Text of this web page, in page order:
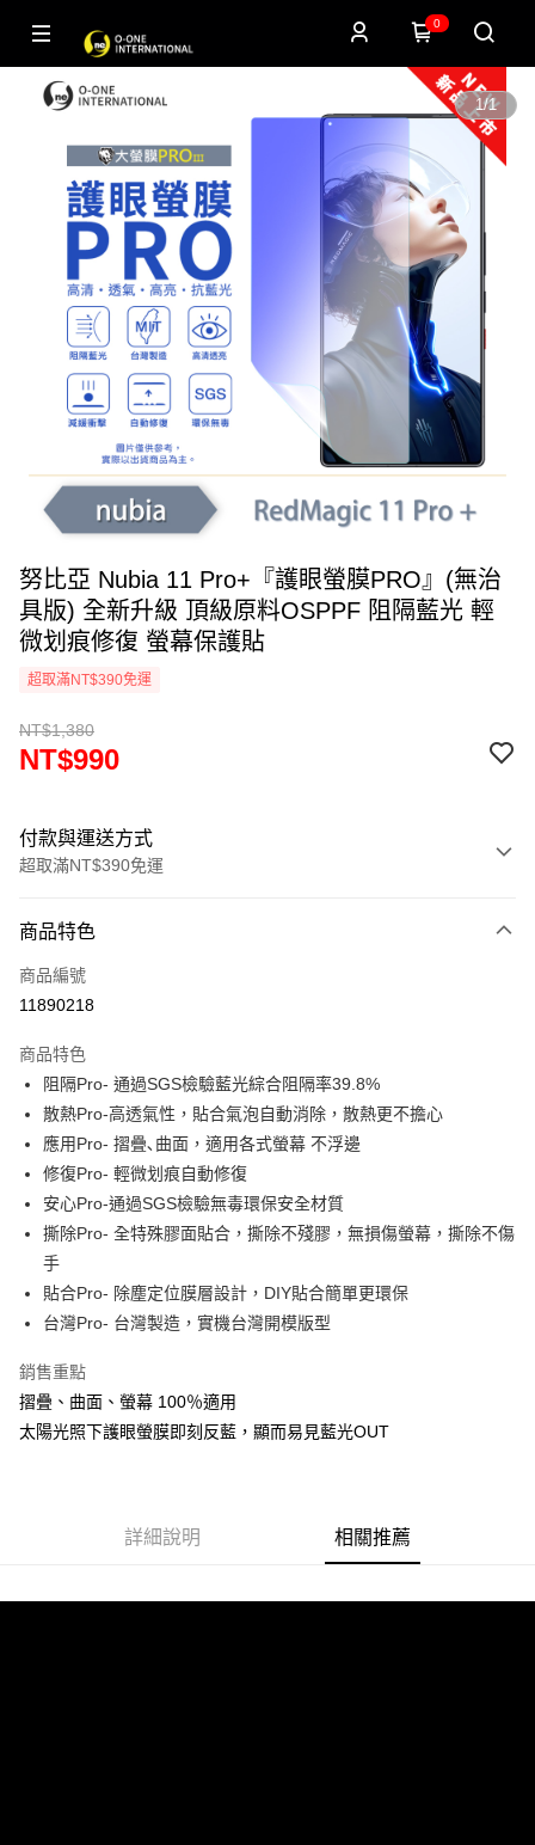
0
1/1
努比亞 Nubia 11 Pro+『護眼螢膜PRO』(無治
具版) 全新升級 頂級原料OSPPF 阻隔藍光 輕
微划痕修復 螢幕保護貼
超取滿NT$390免運
NT$1,380
NT$990
付款與運送方式
超取滿NT$390免運
信用卡一次付款
超商取貨付款
Apple Pay
街口支付
悠遊付
全盈+PAY
運送方式
7-11取貨付款
商品特色
商品編號
11890218
商品特色
阻隔Pro- 通過SGS檢驗藍光綜合阻隔率39.8%
散熱Pro-高透氣性，貼合氣泡自動消除，散熱更不擔心
應用Pro- 摺疊､曲面，適用各式螢幕 不浮邊
修復Pro- 輕微划痕自動修復
安心Pro-通過SGS檢驗無毒環保安全材質
撕除Pro- 全特殊膠面貼合，撕除不殘膠，無損傷螢幕，撕除不傷
手
貼合Pro- 除塵定位膜層設計，DIY貼合簡單更環保
台灣Pro- 台灣製造，實機台灣開模版型
銷售重點
摺疊、曲面、螢幕 100％適用
太陽光照下護眼螢膜即刻反藍，顯而易見藍光OUT
詳細說明 相關推薦